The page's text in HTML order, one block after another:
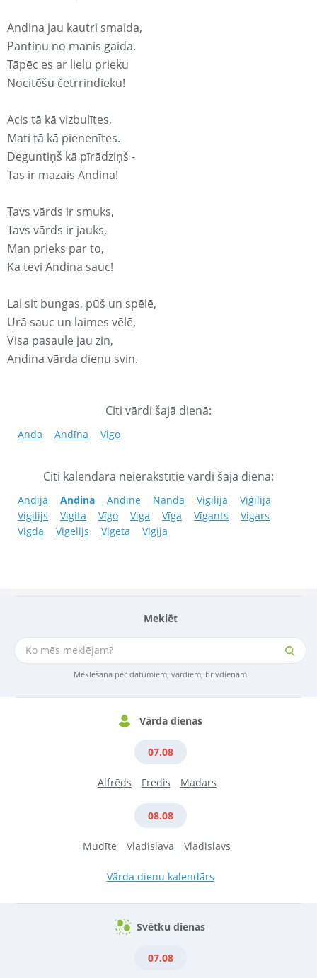
Meklēt
Meklēšana pēc datumiem, vārdiem, brīvdienām
Vārda dienas
07.08
Alfrēds Fredis Madars
08.08
Mudīte Vladislava Vladislavs
Vārda dienu kalendārs
Svētku dienas
07.08
Andina jau kautri smaida,
Pantiņu no manis gaida.
Tāpēc es ar lielu prieku
Nocitēšu četrrindieku!
Acis tā kā vizbulītes,
Mati tā kā pienenītes.
Deguntiņš kā pīrādziņš -
Tas ir mazais Andina!
Tavs vārds ir smuks,
Tavs vārds ir jauks,
Man prieks par to,
Ka tevi Andina sauc!
Lai sit bungas, pūš un spēlē,
Urā sauc un laimes vēlē,
Visa pasaule jau zin,
Andina vārda dienu svin.
Citi vārdi šajā dienā:
Anda Andīna Vigo
Citi kalendārā neierakstītie vārdi šajā dienā:
Andija Andina Andīne Nanda Vigilija
Viģīlija
Vigilijs
Vigita Vīgo Viga Vīga Vīgants
Vigars
Vigda
Vigelijs Vigeta Vigija